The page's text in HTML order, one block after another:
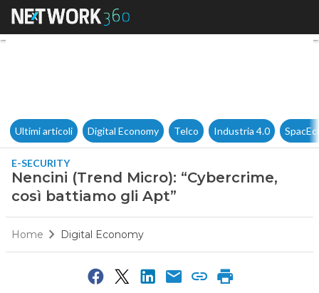
Nencini (Trend Micro):
Ultimi articoli Digital Economy Telco Industria 4.0
E-SECURITY
Nencini (Trend Micro): “Cybercrime,
così battiamo gli Apt”
Home Digital Economy